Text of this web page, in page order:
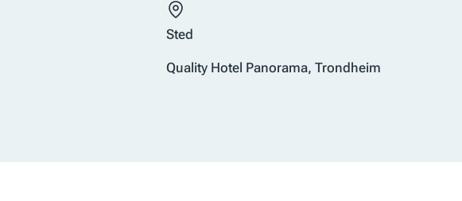
Sted
Quality Hotel Panorama, Trondheim